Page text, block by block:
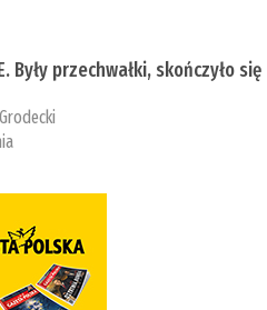
Były przechwałki, skończyło się